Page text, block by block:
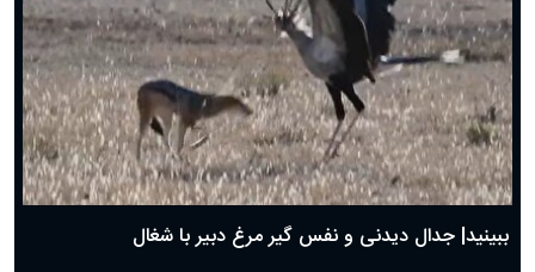
دعای روز چهارم ماه مبارک رمضان؛ ۳ اسفند ۱۴۰۴
دعای روز سوم ماه مبارک رمضان؛ ۱۴ اسفند ۱۴۰۴
دعای روز دوم ماه مبارک رمضان ۱ اسفند ماه ۱۴۰۴
دعای روز اول ماه مبارک رمضان، ۳۰ بهمن ۱۴۰۴
حضرت زینب(س) چگونه از دنیا رفت؟
بهترین پیامک تبریک روز پدر ۱۴۰۴؛ جملات زیبا و صمیمانه
ببینید| جدال دیدنی و نفس گیر مرغ دبیر با شغال